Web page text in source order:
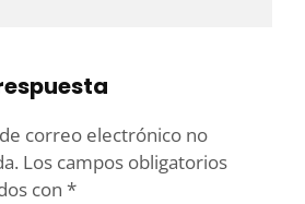
correo electrónico no
Los campos obligatorios
con *